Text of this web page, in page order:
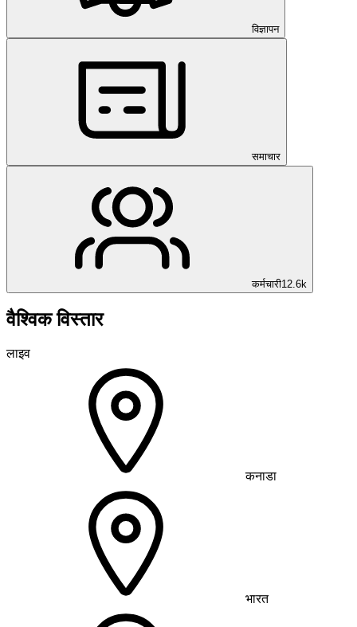
विज्ञापन
समाचार
कर्मचारी12.6k
वैश्विक विस्तार
लाइव
कनाडा
भारत